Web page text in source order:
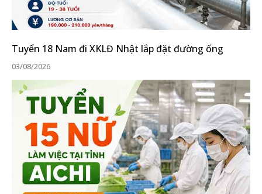
Tuyển 18 Nam đi XKLĐ Nhật lắp đặt đường ống
03/08/2026